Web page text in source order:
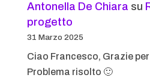
Antonella De Chiara su
progetto
31 Marzo 2025
Ciao Francesco, Grazie
Problema risolto 🙂